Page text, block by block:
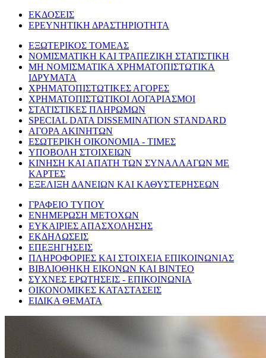
ΕΚΔΟΣΕΙΣ
ΕΡΕΥΝΗΤΙΚΗ ΔΡΑΣΤΗΡΙΟΤΗΤΑ
ΕΞΩΤΕΡΙΚΟΣ ΤΟΜΕΑΣ
ΝΟΜΙΣΜΑΤΙΚΗ ΚΑΙ ΤΡΑΠΕΖΙΚΗ ΣΤΑΤΙΣΤΙΚΗ
ΜΗ ΝΟΜΙΣΜΑΤΙΚΑ ΧΡΗΜΑΤΟΠΙΣΤΩΤΙΚΑ
ΙΔΡΥΜΑΤΑ
ΧΡΗΜΑΤΟΠΙΣΤΩΤΙΚΕΣ ΑΓΟΡΕΣ
ΧΡΗΜΑΤΟΠΙΣΤΩΤΙΚΟΙ ΛΟΓΑΡΙΑΣΜΟΙ
ΣΤΑΤΙΣΤΙΚΕΣ ΠΛΗΡΩΜΩΝ
SPECIAL DATA DISSEMINATION STANDARD
ΑΓΟΡΑ ΑΚΙΝΗΤΩΝ
ΕΣΩΤΕΡΙΚΗ ΟΙΚΟΝΟΜΙΑ - ΤΙΜΕΣ
ΥΠΟΒΟΛΗ ΣΤΟΙΧΕΙΩΝ
ΚΙΝΗΣΗ ΚΑΙ ΑΠΑΤΗ ΤΩΝ ΣΥΝΑΛΛΑΓΩΝ ΜΕ
ΚΑΡΤΕΣ
ΕΞΕΛΙΞΗ ΔΑΝΕΙΩΝ ΚΑΙ ΚΑΘΥΣΤΕΡΗΣΕΩΝ
ΓΡΑΦΕΙΟ ΤΥΠΟΥ
ΕΝΗΜΕΡΩΣΗ ΜΕΤΟΧΩΝ
ΕΥΚΑΙΡΙΕΣ ΑΠΑΣΧΟΛΗΣΗΣ
ΕΚΔΗΛΩΣΕΙΣ
ΕΠΕΞΗΓΗΣΕΙΣ
ΠΛΗΡΟΦΟΡΙΕΣ ΚΑΙ ΣΤΟΙΧΕΙΑ ΕΠΙΚΟΙΝΩΝΙΑΣ
ΒΙΒΛΙΟΘΗΚΗ ΕΙΚΟΝΩΝ ΚΑΙ ΒΙΝΤΕΟ
ΣΥΧΝΕΣ ΕΡΩΤΗΣΕΙΣ - ΕΠΙΚΟΙΝΩΝΙΑ
ΟΙΚΟΝΟΜΙΚΕΣ ΚΑΤΑΣΤΑΣΕΙΣ
ΕΙΔΙΚΑ ΘΕΜΑΤΑ